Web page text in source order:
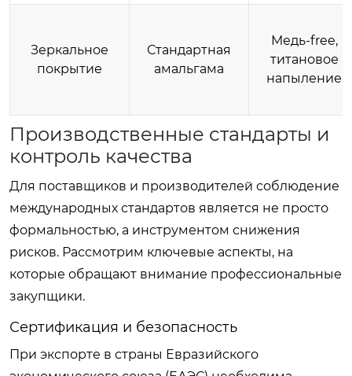
Зеркальное
покрытие
Стандартная
амальгама
Медь-free,
титановое
напыление
Производственные стандарты и
контроль качества
Для поставщиков и производителей соблюдение
международных стандартов является не просто
формальностью, а инструментом снижения
рисков. Рассмотрим ключевые аспекты, на
которые обращают внимание профессиональные
закупщики.
Сертификация и безопасность
При экспорте в страны Евразийского